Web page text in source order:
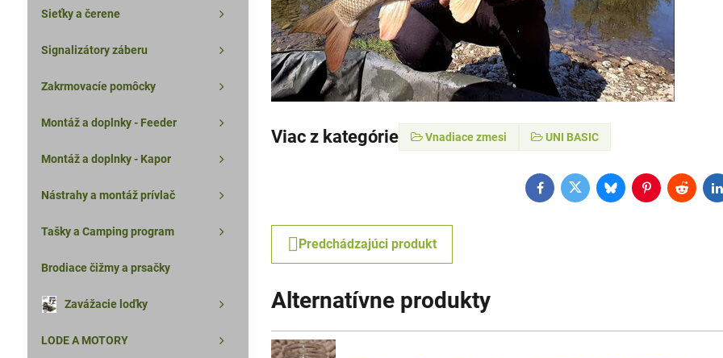
Viac z kategórie Vnadiace zmesi UNI BASIC
FacebookTwitterBlueskyPinterestReddit
Predchádzajúci produkt
Alternatívne produkty
Sieťky a čerene
Signalizátory záberu
Zakrmovacíe pomôcky
Montáž a doplnky - Feeder
Montáž a doplnky - Kapor
Nástrahy a montáž prívlač
Tašky a Camping program
Brodiace čižmy a prsačky
Zavážacie loďky
LODE A MOTORY